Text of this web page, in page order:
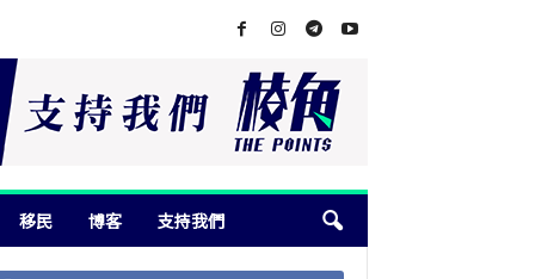
移民 博客 支持我們